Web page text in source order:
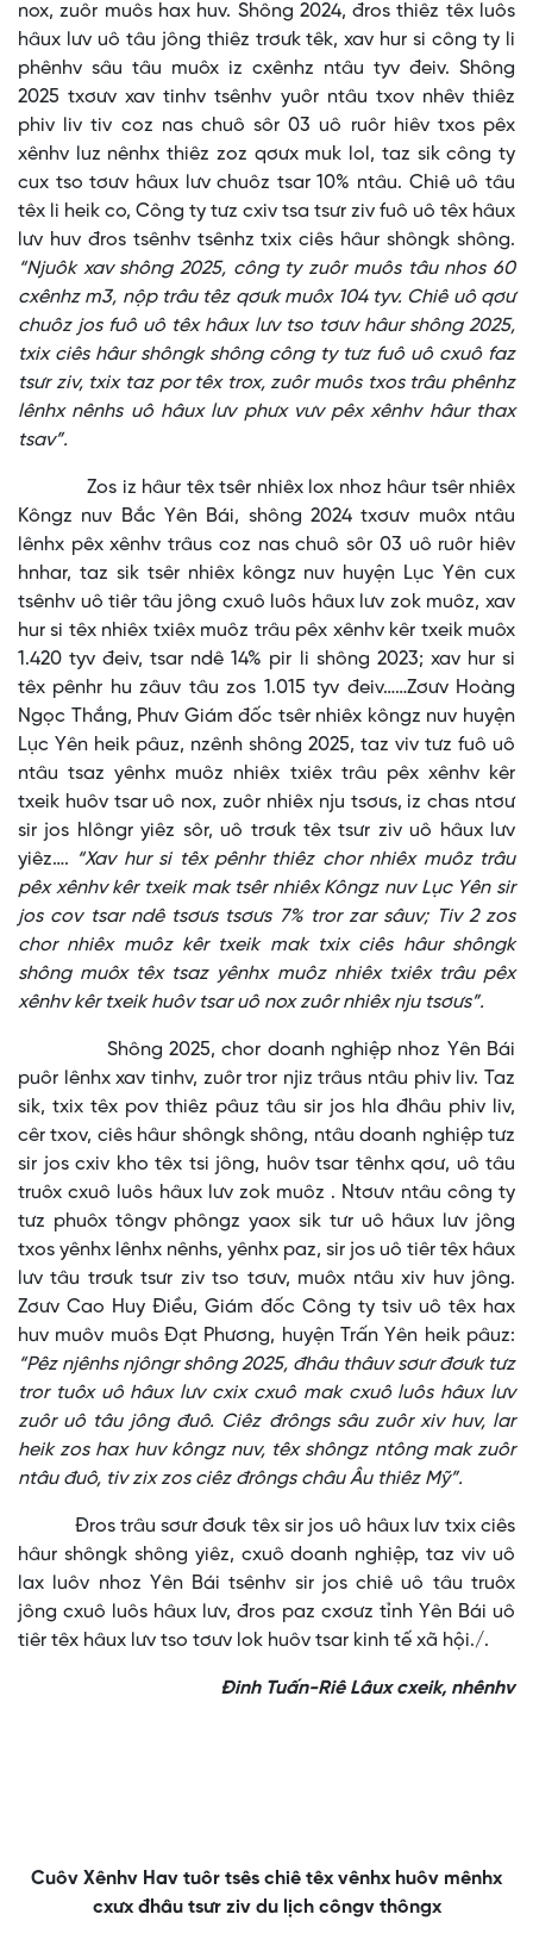
nox, zuôr muôs hax huv. Shông 2024, đros thiêz têx luôs
hâux lưv uô tâu jông thiêz trơưk têk, xav hur si công ty li
phênhv sâu tâu muôx iz cxênhz ntâu tyv đeiv. Shông
2025 txơưv xav tinhv tsênhv yuôr ntâu txov nhêv thiêz
phiv liv tiv coz nas chuô sôr 03 uô ruôr hiêv txos pêx
xênhv luz nênhx thiêz zoz qơưx muk lol, taz sik công ty
cux tso tơưv hâux lưv chuôz tsar 10% ntâu. Chiê uô tâu
têx li heik co, Công ty tưz cxiv tsa tsưr ziv fuô uô têx hâux
lưv huv đros tsênhv tsênhz txix ciês hâur shôngk shông.
“Njuôk xav shông 2025, công ty zuôr muôs tâu nhos 60
cxênhz m3, nộp trâu têz qơưk muôx 104 tyv. Chiê uô qơư
chuôz jos fuô uô têx hâux lưv tso tơưv hâur shông 2025,
txix ciês hâur shôngk shông công ty tưz fuô uô cxuô faz
tsưr ziv, txix taz por têx trox, zuôr muôs txos trâu phênhz
lênhx nênhs uô hâux lưv phưx vưv pêx xênhv hâur thax
tsav”.
Zos iz hâur têx tsêr nhiêx lox nhoz hâur tsêr nhiêx
Kôngz nuv Bắc Yên Bái, shông 2024 txơưv muôx ntâu
lênhx pêx xênhv trâus coz nas chuô sôr 03 uô ruôr hiêv
hnhar, taz sik tsêr nhiêx kôngz nuv huyện Lục Yên cux
tsênhv uô tiêr tâu jông cxuô luôs hâux lưv zok muôz, xav
hur si têx nhiêx txiêx muôz trâu pêx xênhv kêr txeik muôx
1.420 tyv đeiv, tsar ndê 14% pir li shông 2023; xav hur si
têx pênhr hu zâuv tâu zos 1.015 tyv đeiv……Zơưv Hoàng
Ngọc Thắng, Phưv Giám đốc tsêr nhiêx kôngz nuv huyện
Lục Yên heik pâuz, nzênh shông 2025, taz viv tưz fuô uô
ntâu tsaz yênhx muôz nhiêx txiêx trâu pêx xênhv kêr
txeik huôv tsar uô nox, zuôr nhiêx nju tsơưs, iz chas ntơư
sir jos hlôngr yiêz sôr, uô trơưk têx tsưr ziv uô hâux lưv
yiêz…. “Xav hur si têx pênhr thiêz chor nhiêx muôz trâu
pêx xênhv kêr txeik mak tsêr nhiêx Kôngz nuv Lục Yên sir
jos cov tsar ndê tsơưs tsơưs 7% tror zar sâuv; Tiv 2 zos
chor nhiêx muôz kêr txeik mak txix ciês hâur shôngk
shông muôx têx tsaz yênhx muôz nhiêx txiêx trâu pêx
xênhv kêr txeik huôv tsar uô nox zuôr nhiêx nju tsơưs”.
Shông 2025, chor doanh nghiệp nhoz Yên Bái
puôr lênhx xav tinhv, zuôr tror njiz trâus ntâu phiv liv. Taz
sik, txix têx pov thiêz pâuz tâu sir jos hla đhâu phiv liv,
cêr txov, ciês hâur shôngk shông, ntâu doanh nghiệp tưz
sir jos cxiv kho têx tsi jông, huôv tsar tênhx qơư, uô tâu
truôx cxuô luôs hâux lưv zok muôz . Ntơưv ntâu công ty
tưz phuôx tôngv phôngz yaox sik tưr uô hâux lưv jông
txos yênhx lênhx nênhs, yênhx paz, sir jos uô tiêr têx hâux
lưv tâu trơưk tsưr ziv tso tơưv, muôx ntâu xiv huv jông.
Zơưv Cao Huy Điều, Giám đốc Công ty tsiv uô têx hax
huv muôv muôs Đạt Phương, huyện Trấn Yên heik pâuz:
“Pêz njênhs njôngr shông 2025, đhâu thâuv sơưr đơưk tưz
tror tuôx uô hâux lưv cxix cxuô mak cxuô luôs hâux lưv
zuôr uô tâu jông đuô. Ciêz đrôngs sâu zuôr xiv huv, lar
heik zos hax huv kôngz nuv, têx shôngz ntông mak zuôr
ntâu đuô, tiv zix zos ciêz đrôngs châu Âu thiêz Mỹ”.
Đros trâu sơưr đơưk têx sir jos uô hâux lưv txix ciês
hâur shôngk shông yiêz, cxuô doanh nghiệp, taz viv uô
lax luôv nhoz Yên Bái tsênhv sir jos chiê uô tâu truôx
jông cxuô luôs hâux lưv, đros paz cxơưz tỉnh Yên Bái uô
tiêr têx hâux lưv tso tơưv lok huôv tsar kinh tế xã hội./.
Đinh Tuấn-Riê Lâux cxeik, nhênhv
Cuôv Xênhv Hav tuôr tsês chiê têx vênhx huôv mênhx
cxưx đhâu tsưr ziv du lịch côngv thôngx